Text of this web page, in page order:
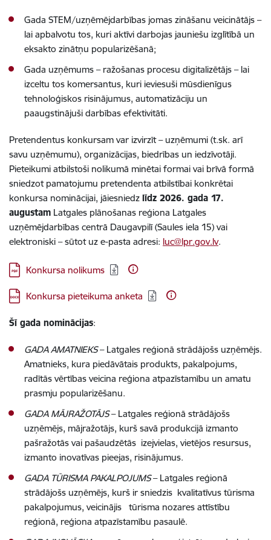
Gada STEM/uzņēmējdarbības jomas zināšanu veicinātājs –
lai apbalvotu tos, kuri aktīvi darbojas jauniešu izglītībā un
eksakto zinātņu popularizēšanā;
Gada uzņēmums – ražošanas procesu digitalizētājs – lai
izceltu tos komersantus, kuri ieviesuši mūsdienīgus
tehnoloģiskos risinājumus, automatizāciju un
paaugstinājuši darbības efektivitāti.
Pretendentus konkursam var izvirzīt – uzņēmumi (t.sk. arī
savu uzņēmumu), organizācijas, biedrības un iedzīvotāji.
Pieteikumi atbilstoši nolikumā minētai formai vai brīvā formā
sniedzot pamatojumu pretendenta atbilstībai konkrētai
konkursa nominācijai, jāiesniedz līdz 2026. gada 17.
augustam Latgales plānošanas reģiona Latgales
uzņēmējdarbības centrā Daugavpilī (Saules iela 15) vai
elektroniski – sūtot uz e-pasta adresi: luc@lpr.gov.lv.
Lejupielādēt:
Konkursa nolikums
Lejupielādēt:
Konkursa pieteikuma anketa
Šī gada nominācijas:
GADA AMATNIEKS– Latgales reģionā strādājošs uzņēmējs.
Amatnieks, kura piedāvātais produkts, pakalpojums,
radītās vērtības veicina reģiona atpazīstamību un amatu
prasmju popularizēšanu.
GADA MĀJRAŽOTĀJS– Latgales reģionā strādājošs
uzņēmējs, mājražotājs, kurš savā produkcijā izmanto
pašražotās vai pašaudzētās izejvielas, vietējos resursus,
izmanto inovatīvas pieejas, risinājumus.
GADA TŪRISMA PAKALPOJUMS– Latgales reģionā
strādājošs uzņēmējs, kurš ir sniedzis kvalitatīvus tūrisma
pakalpojumus, veicinājis tūrisma nozares attīstību
reģionā, reģiona atpazīstamību pasaulē.